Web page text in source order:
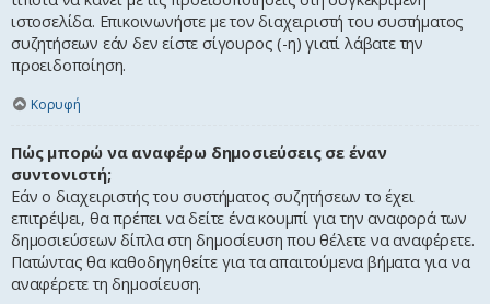
ιστοσελίδα. Επικοινωνήστε με τον διαχειριστή του συστήματος
συζητήσεων εάν δεν είστε σίγουρος (-η) γιατί λάβατε την
προειδοποίηση.
Κορυφή
Πώς μπορώ να αναφέρω δημοσιεύσεις σε έναν
συντονιστή;
Εάν ο διαχειριστής του συστήματος συζητήσεων το έχει
επιτρέψει, θα πρέπει να δείτε ένα κουμπί για την αναφορά των
δημοσιεύσεων δίπλα στη δημοσίευση που θέλετε να αναφέρετε.
Πατώντας θα καθοδηγηθείτε για τα απαιτούμενα βήματα για να
αναφέρετε τη δημοσίευση.